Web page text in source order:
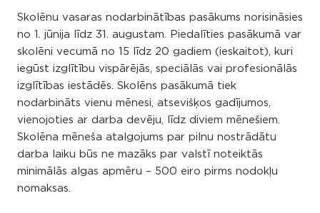
Skolēnu vasaras nodarbinātības pasākums norisināsies
no 1. jūnija līdz 31. augustam. Piedalīties pasākumā var
skolēni vecumā no 15 līdz 20 gadiem (ieskaitot), kuri
iegūst izglītību vispārējās, speciālās vai profesionālās
izglītības iestādēs. Skolēns pasākumā tiek
nodarbināts vienu mēnesi, atsevišķos gadījumos,
vienojoties ar darba devēju, līdz diviem mēnešiem.
Skolēna mēneša atalgojums par pilnu nostrādātu
darba laiku būs ne mazāks par valstī noteiktās
minimālās algas apmēru – 500 eiro pirms nodokļu
nomaksas.